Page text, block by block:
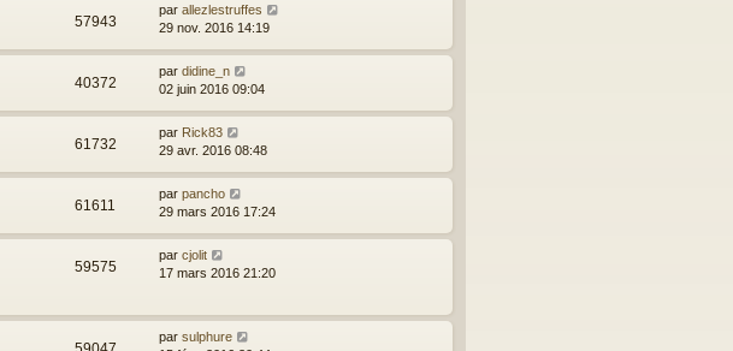
57943
par allezlestruffes
29 nov. 2016 14:19
40372
par didine_n
02 juin 2016 09:04
61732
par Rick83
29 avr. 2016 08:48
61611
par pancho
29 mars 2016 17:24
59575
par cjolit
17 mars 2016 21:20
par sulphure